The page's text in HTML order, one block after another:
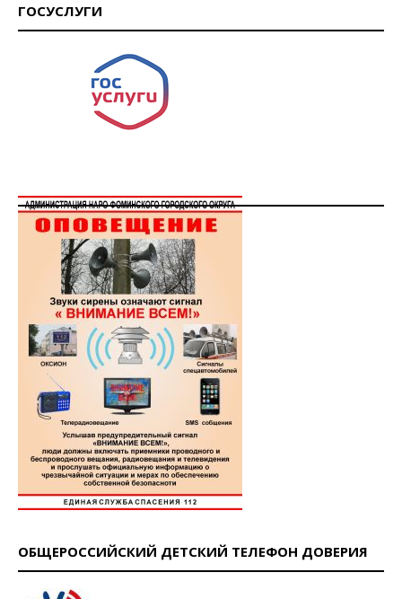
ГОСУСЛУГИ
ОБЩЕРОССИЙСКИЙ ДЕТСКИЙ ТЕЛЕФОН ДОВЕРИЯ